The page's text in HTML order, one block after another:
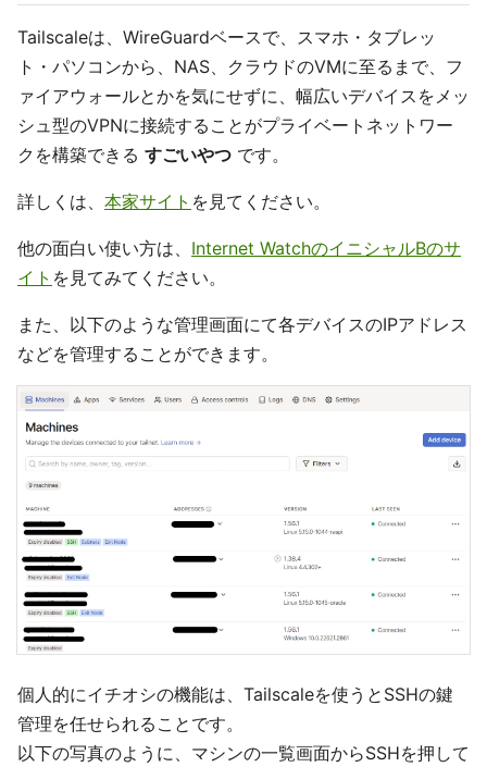
Tailscaleは、WireGuardベースで、スマホ・タブレッ
ト・パソコンから、NAS、クラウドのVMに至るまで、フ
ァイアウォールとかを気にせずに、幅広いデバイスをメッ
シュ型のVPNに接続することがプライベートネットワー
クを構築できる すごいやつ です。
詳しくは、 本家サイト を見てください。
他の面白い使い方は、 Internet WatchのイニシャルBのサ
イト を見てみてください。
また、以下のような管理画面にて各デバイスのIPアドレス
などを管理することができます。
個人的にイチオシの機能は、Tailscaleを使うとSSHの鍵
管理を任せられることです。
以下の写真のように、マシンの一覧画面からSSHを押して